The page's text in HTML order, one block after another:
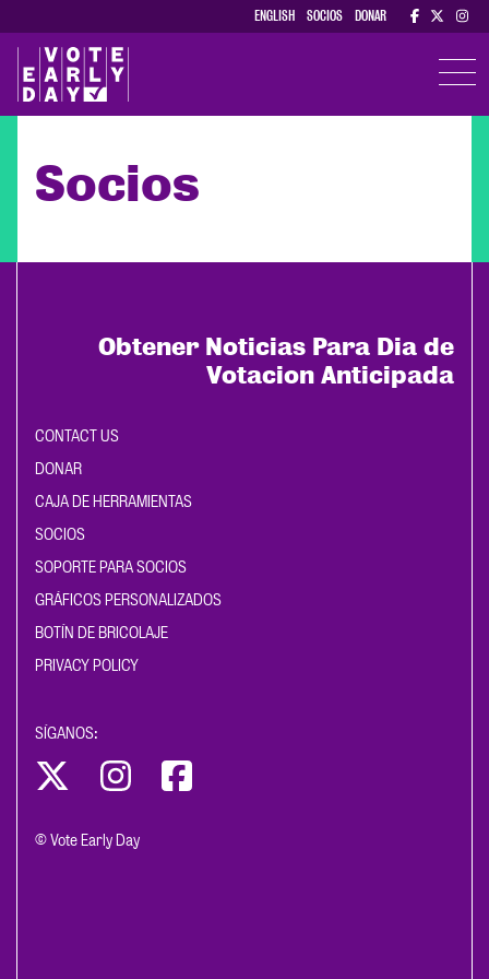
ENGLISH SOCIOS DONAR
Socios
Obtener Noticias Para Dia de
Votacion Anticipada
CONTACT US
DONAR
CAJA DE HERRAMIENTAS
SOCIOS
SOPORTE PARA SOCIOS
GRÁFICOS PERSONALIZADOS
BOTÍN DE BRICOLAJE
PRIVACY POLICY
SÍGANOS:
© Vote Early Day